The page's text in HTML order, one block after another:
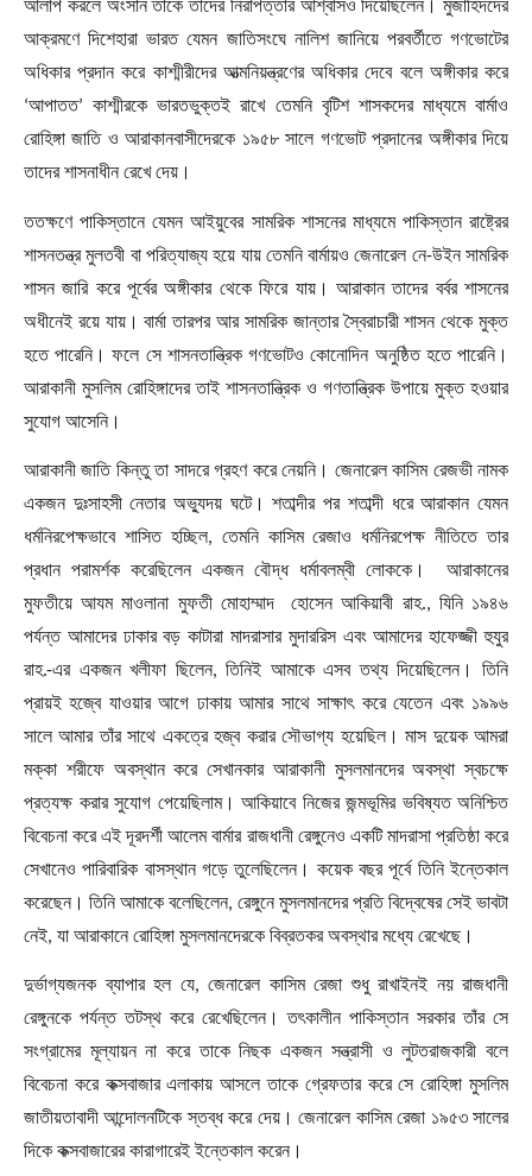
আলাপ করলে অংসান তাকে তাদের নিরাপত্তার আশ্বাসও দিয়েছিলেন। মুজাহিদদের
আক্রমণে দিশেহারা ভারত যেমন জাতিসংঘে নালিশ জানিয়ে পরবর্তীতে গণভোটের
অধিকার প্রদান করে কাশ্মীরীদের আত্মনিয়ন্ত্রণের অধিকার দেবে বলে অঙ্গীকার করে
‘আপাতত’কাশ্মীরকে ভারতভুক্তই রাখে তেমনি বৃটিশ শাসকদের মাধ্যমে বার্মাও
রোহিঙ্গা জাতি ও আরাকানবাসীদেরকে ১৯৫৮ সালে গণভোট প্রদানের অঙ্গীকার দিয়ে
তাদের শাসনাধীন রেখে দেয়।
ততক্ষণে পাকিস্তানে যেমন আইয়ুবের সামরিক শাসনের মাধ্যমে পাকিস্তান রাষ্ট্রের
শাসনতন্ত্র মুলতবী বা পরিত্যাজ্য হয়ে যায় তেমনি বার্মায়ও জেনারেল নে-উইন সামরিক
শাসন জারি করে পূর্বের অঙ্গীকার থেকে ফিরে যায়। আরাকান তাদের বর্বর শাসনের
অধীনেই রয়ে যায়। বার্মা তারপর আর সামরিক জান্তার স্বৈরাচারী শাসন থেকে মুক্ত
হতে পারেনি। ফলে সে শাসনতান্ত্রিক গণভোটও কোনোদিন অনুষ্ঠিত হতে পারেনি।
আরাকানী মুসলিম রোহিঙ্গাদের তাই শাসনতান্ত্রিক ও গণতান্ত্রিক উপায়ে মুক্ত হওয়ার
সুযোগ আসেনি।
আরাকানী জাতি কিন্তু তা সাদরে গ্রহণ করে নেয়নি। জেনারেল কাসিম রেজভী নামক
একজন দুঃসাহসী নেতার অভ্যুদয় ঘটে। শতাব্দীর পর শতাব্দী ধরে আরাকান যেমন
ধর্মনিরপেক্ষভাবে শাসিত হচ্ছিল, তেমনি কাসিম রেজাও ধর্মনিরপেক্ষ নীতিতে তার
প্রধান পরামর্শক করেছিলেন একজন বৌদ্ধ ধর্মাবলম্বী লোককে। আরাকানের
মুফতীয়ে আযম মাওলানা মুফতী মোহাম্মাদ হোসেন আকিয়াবী রাহ., যিনি ১৯৪৬
পর্যন্ত আমাদের ঢাকার বড় কাটারা মাদরাসার মুদাররিস এবং আমাদের হাফেজ্জী হুযুর
রাহ.-এর একজন খলীফা ছিলেন,তিনিই আমাকে এসব তথ্য দিয়েছিলেন। তিনি
প্রায়ই হজ্বে যাওয়ার আগে ঢাকায় আমার সাথে সাক্ষাৎ করে যেতেন এবং ১৯৯৬
সালে আমার তাঁর সাথে একত্রে হজ্ব করার সৌভাগ্য হয়েছিল। মাস দুয়েক আমরা
মক্কা শরীফে অবস্থান করে সেখানকার আরাকানী মুসলমানদের অবস্থা স্বচক্ষে
প্রত্যক্ষ করার সুযোগ পেয়েছিলাম। আকিয়াবে নিজের জন্মভূমির ভবিষ্যত অনিশ্চিত
বিবেচনা করে এই দূরদর্শী আলেম বার্মার রাজধানী রেঙ্গুনেও একটি মাদরাসা প্রতিষ্ঠা করে
সেখানেও পারিবারিক বাসস্থান গড়ে তুলেছিলেন। কয়েক বছর পূর্বে তিনি ইন্তেকাল
করেছেন। তিনি আমাকে বলেছিলেন, রেঙ্গুনে মুসলমানদের প্রতি বিদ্বেষের সেই ভাবটা
নেই, যা আরাকানে রোহিঙ্গা মুসলমানদেরকে বিব্রতকর অবস্থার মধ্যে রেখেছে।
দুর্ভাগ্যজনক ব্যাপার হল যে, জেনারেল কাসিম রেজা শুধু রাখাইনই নয় রাজধানী
রেঙ্গুনকে পর্যন্ত তটস্থ করে রেখেছিলেন। তৎকালীন পাকিস্তান সরকার তাঁর সে
সংগ্রামের মূল্যায়ন না করে তাকে নিছক একজন সন্ত্রাসী ও লুটতরাজকারী বলে
বিবেচনা করে কক্সবাজার এলাকায় আসলে তাকে গ্রেফতার করে সে রোহিঙ্গা মুসলিম
জাতীয়তাবাদী আন্দোলনটিকে স্তব্ধ করে দেয়। জেনারেল কাসিম রেজা ১৯৫৩ সালের
দিকে কক্সবাজারের কারাগারেই ইন্তেকাল করেন।